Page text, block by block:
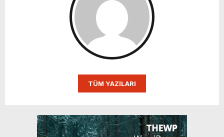
TÜM YAZILARI